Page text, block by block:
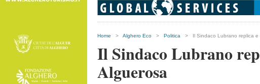
Home > Alghero Eco > Politica > Il Sindaco Lubrano replica e
Il Sindaco Lubrano
Alguerosa